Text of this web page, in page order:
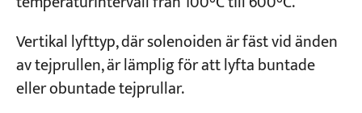
Projekt
Bloggar
Nyheter
Applikationer
Vertikal lyfttyp, där solenoiden är fäst vid änden
av tejprullen, är lämplig för att lyfta buntade
eller obuntade tejprullar.